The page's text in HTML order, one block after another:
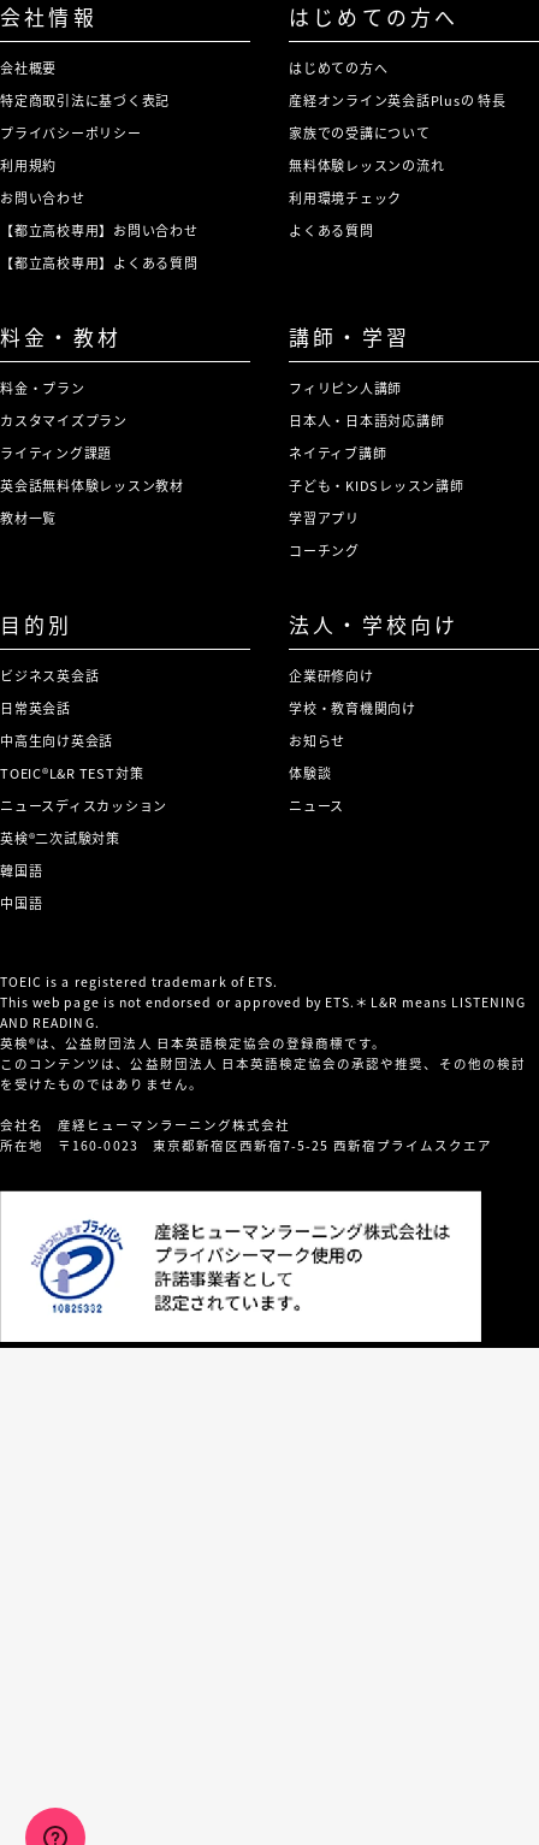
会社情報
会社概要
特定商取引法に基づく表記
プライバシーポリシー
利用規約
お問い合わせ
【都立高校専用】お問い合わせ
【都立高校専用】よくある質問
はじめての方へ
はじめての方へ
産経オンライン英会話Plusの 特長
家族での受講について
無料体験レッスンの流れ
利用環境チェック
よくある質問
料金・教材
料金・プラン
カスタマイズプラン
ライティング課題
英会話無料体験レッスン教材
教材一覧
講師・学習
フィリピン人講師
日本人・日本語対応講師
ネイティブ講師
子ども・KIDSレッスン講師
学習アプリ
コーチング
目的別
ビジネス英会話
日常英会話
中高生向け英会話
TOEIC®L&R TEST対策
ニュースディスカッション
英検®二次試験対策
韓国語
中国語
法人・学校向け
企業研修向け
学校・教育機関向け
お知らせ
体験談
ニュース
TOEIC is a registered trademark of ETS.
This web page is not endorsed or approved by ETS.＊L&R means LISTENING
AND READING.
英検®は、公益財団法人 日本英語検定協会の登録商標です。
このコンテンツは、公益財団法人 日本英語検定協会の承認や推奨、その他の検討
を受けたものではありません。
会社名 産経ヒューマンラーニング株式会社
所在地 〒160-0023 東京都新宿区西新宿7-5-25 西新宿プライムスクエア